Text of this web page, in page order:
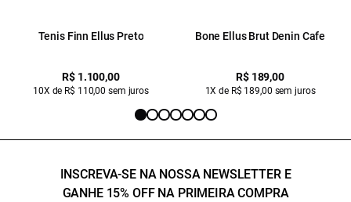
Tenis Finn Ellus Preto
R$ 1.100,00
10X de R$ 110,00 sem juros
Bone Ellus Brut Denin Cafe
R$ 189,00
1X de R$ 189,00 sem juros
INSCREVA-SE NA NOSSA NEWSLETTER E
GANHE 15% OFF NA PRIMEIRA COMPRA